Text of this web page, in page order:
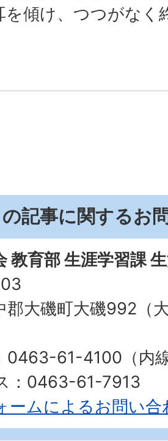
を傾け、つつがなく
記事に関するお
教育部 生涯学習課
郡大磯町大磯992（
0463-61-4100（内
：0463-61-7913
ームによるお問い合